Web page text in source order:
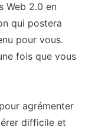
Web 2.0 en
qui postera
pour vous.
fois que vous
agrémenter
difficile et